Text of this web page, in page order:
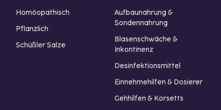
Homöopathisch
Pflanzlich
Schüßler Salze
Aufbaunahrung &
Sondennahrung
Blasenschwäche &
Inkontinenz
Desinfektionsmittel
Einnehmehilfen & Dosierer
Gehhilfen & Korsetts